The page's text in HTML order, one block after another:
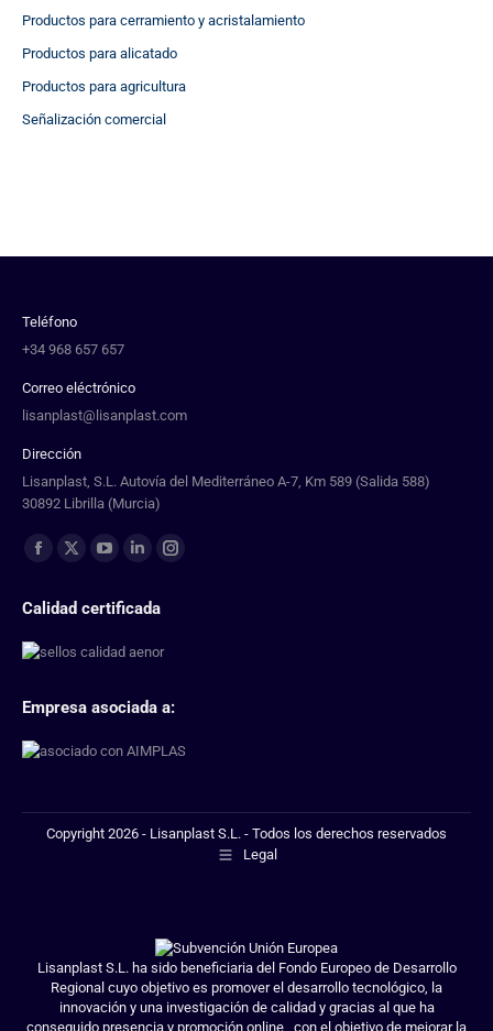
Productos para cerramiento y acristalamiento
Productos para alicatado
Productos para agricultura
Señalización comercial
Teléfono
+34 968 657 657
Correo eléctrónico
lisanplast@lisanplast.com
Dirección
Lisanplast, S.L. Autovía del Mediterráneo A-7, Km 589 (Salida 588)
30892 Librilla (Murcia)
Find us on:
Calidad certificada
Empresa asociada a:
Copyright 2026 - Lisanplast S.L. - Todos los derechos reservados
Legal
Lisanplast S.L. ha sido beneficiaria del Fondo Europeo de Desarrollo
Regional cuyo objetivo es promover el desarrollo tecnológico, la
innovación y una investigación de calidad y gracias al que ha
conseguido presencia y promoción online , con el objetivo de mejorar la